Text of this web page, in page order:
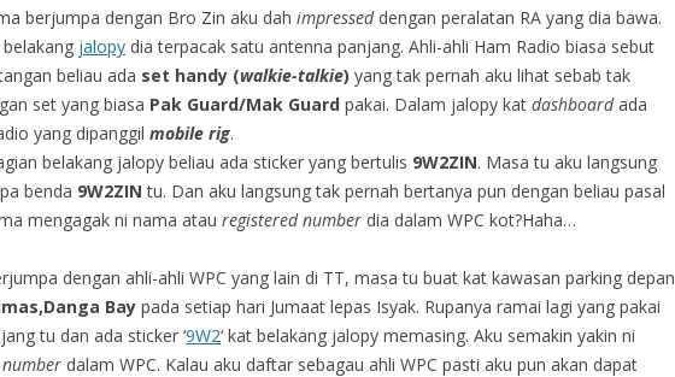
berjumpa dengan Bro Zin aku dah impresseddengan peralatan RA yang dia bawa.
jalopy dia terpacak satu antenna panjang. Ahli-ahli Ham Radio biasa sebut
beliau ada set handy (walkie-talkie) yang tak pernah aku lihat sebab tak
set yang biasa Pak Guard/Mak Guard pakai. Dalam jalopy kat dashboardada
yang dipanggil mobile rig.
belakang jalopy beliau ada sticker yang bertulis 9W2ZIN. Masa tu aku langsung
benda 9W2ZIN tu. Dan aku langsung tak pernah bertanya pun dengan beliau pasal
mengagak ni nama atau registered number dia dalam WPC kot?Haha…
dengan ahli-ahli WPC yang lain di TT, masa tu buat kat kawasan parking depan
Bay pada setiap hari Jumaat lepas Isyak. Rupanya ramai lagi yang pakai
tu dan ada sticker ‘9W2‘ kat belakang jalopy memasing. Aku semakin yakin ni
dalam WPC. Kalau aku daftar sebagau ahli WPC pasti aku pun akan dapat